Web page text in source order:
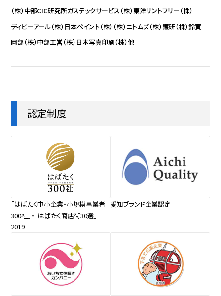
（株）中部CIC研究所ガステックサービス（株）東洋リントフリー（株）
ディビーアール（株） 日本ペイント（株） （株）ニトムズ（株）鍍研（株）鈴寅
岡部（株）中部工営（株） 日本写真印刷（株）他
認定制度
「はばたく中小企業・小規模事業者
300社」・「はばたく商店街30選」
2019
愛知ブランド企業認定